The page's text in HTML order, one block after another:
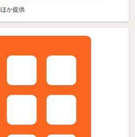
ほか提供